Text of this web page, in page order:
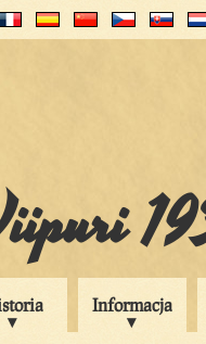
Informacja